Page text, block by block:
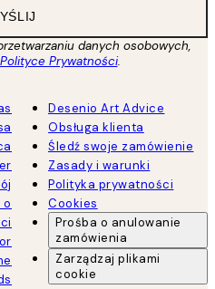
danych osobowych,
Polityce Prywatności.
o
Desenio Art Advice
Obsługa klienta
Śledź swoje zamówienie
Zasady i warunki
Polityka prywatności
Cookies
Prośba o anulowanie
zamówienia
Zarządzaj plikami
cookie